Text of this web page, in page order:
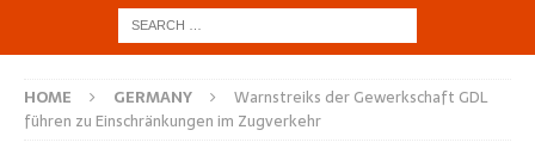
HOME GERMANY
Warnstreiks der Gewerkschaft GDL
führen zu Einschränkungen im Zugverkehr